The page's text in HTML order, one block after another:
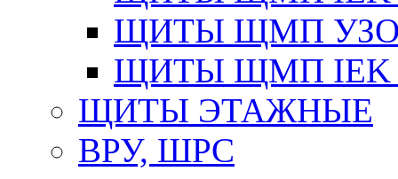
ЩИТЫ ЩМП
ЩИТЫ ЩМП IEK
ЩИТЫ ЭТАЖНЫЕ
ВРУ, ШРС